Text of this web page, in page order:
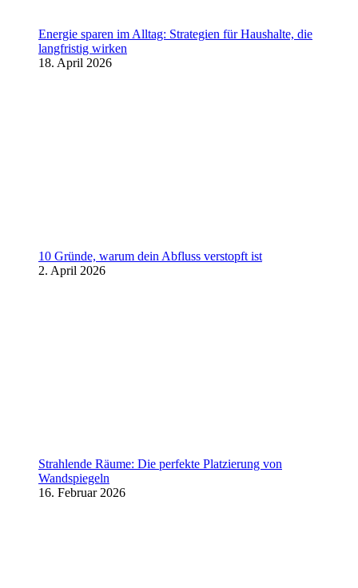
Energie sparen im Alltag: Strategien für Haushalte, die
langfristig wirken
18. April 2026
10 Gründe, warum dein Abfluss verstopft ist
2. April 2026
Strahlende Räume: Die perfekte Platzierung von
Wandspiegeln
16. Februar 2026